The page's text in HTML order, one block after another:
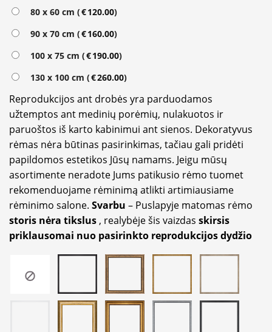
80 x 60 cm (€120.00)
90 x 70 cm (€160.00)
100 x 75 cm (€190.00)
130 x 100 cm (€260.00)
Reprodukcijos ant drobės yra parduodamos
užtemptos ant medinių porėmių, nulakuotos ir
paruoštos iš karto kabinimui ant sienos. Dekoratyvus
rėmas nėra būtinas pasirinkimas, tačiau gali pridėti
papildomos estetikos Jūsų namams. Jeigu mūsų
asortimente neradote Jums patikusio rėmo tuomet
rekomenduojame rėminimą atlikti artimiausiame
rėminimo salone. Svarbu – Puslapyje matomas rėmo
storis nėra tikslus , realybėje šis vaizdas skirsis
priklausomai nuo pasirinkto reprodukcijos dydžio